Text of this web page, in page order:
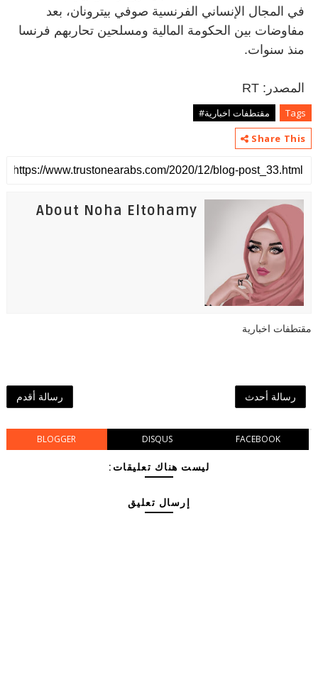
في المجال الإنساني الفرنسية صوفي بيترونان، بعد
مفاوضات بين الحكومة المالية ومسلحين تحاربهم فرنسا
منذ سنوات.
المصدر: RT
Tags
مقتطفات اخبارية#
Share This
About Noha Eltohamy
مقتطفات اخبارية
رسالة أحدث رسالة أقدم
BLOGGER DISQUS FACEBOOK
ليست هناك تعليقات:
إرسال تعليق